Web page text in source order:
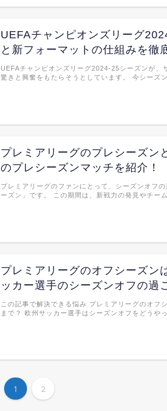
UEFAチャンピオンズリーグ
と新フォーマットの仕組みを徹
UEFAチャンピオンズリーグ2024-25シーズンが、
驚きと興奮をもたらそうとしています。 今シーズ
プレミアリーグのプレシーズン
のプレシーズンマッチを紹介！
プレミアリーグのファンにとって、シーズンオフ
ーズン」です。 この期間は、新戦力の発見やチー
プレミアリーグのオフシーズン
ッカー選手のシーズンオフの過
この記事で解決できる悩み プレミアリーグのオフ
まで？ 欧州サッカー選手はシーズンオフをどうや
1 2